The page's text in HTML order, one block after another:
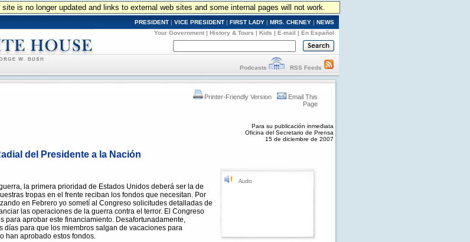
is no longer updated and links to external web sites and some internal pages will not work.
PRESIDENT | VICE PRESIDENT | FIRST LADY | MRS. CHENEY | NEWS
Your Government | History & Tours | Kids | E-mail | En Español
Podcasts RSS Feeds
Printer-Friendly Version
Email This
Page
Para su publicación inmediata
Oficina del Secretario de Prensa
15 de diciembre de 2007
del Presidente a la Nación
Audio
la primera prioridad de Estados Unidos deberá ser la de
tropas en el frente reciban los fondos que necesitan. Por
en Febrero yo sometí al Congreso solicitudes detalladas de
las operaciones de la guerra contra el terror. El Congreso
para aprobar este financiamiento. Desafortunadamente,
días para que los miembros salgan de vacaciones para
han aprobado estos fondos.